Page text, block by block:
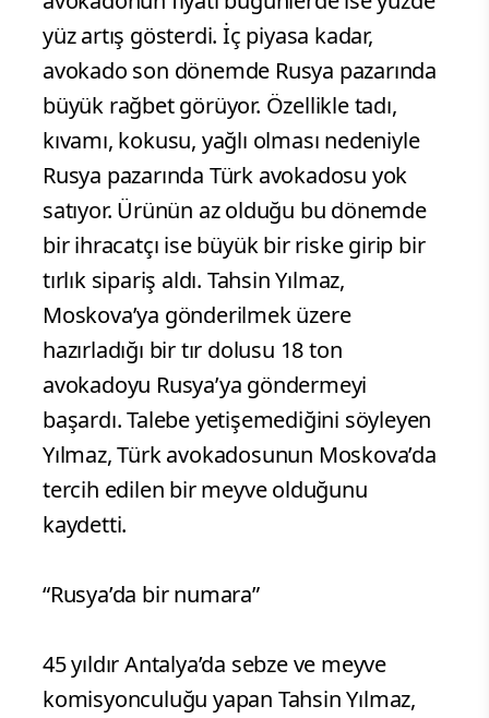
yüz artış gösterdi. İç piyasa kadar,
avokado son dönemde Rusya pazarında
büyük rağbet görüyor. Özellikle tadı,
kıvamı, kokusu, yağlı olması nedeniyle
Rusya pazarında Türk avokadosu yok
satıyor. Ürünün az olduğu bu dönemde
bir ihracatçı ise büyük bir riske girip bir
tırlık sipariş aldı. Tahsin Yılmaz,
Moskova’ya gönderilmek üzere
hazırladığı bir tır dolusu 18 ton
avokadoyu Rusya’ya göndermeyi
başardı. Talebe yetişemediğini söyleyen
Yılmaz, Türk avokadosunun Moskova’da
tercih edilen bir meyve olduğunu
kaydetti.
“Rusya’da bir numara”
45 yıldır Antalya’da sebze ve meyve
komisyonculuğu yapan Tahsin Yılmaz,